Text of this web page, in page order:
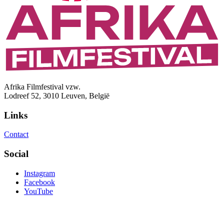
Afrika Filmfestival vzw.
Lodreef 52, 3010 Leuven, België
Links
Contact
Social
Instagram
Facebook
YouTube